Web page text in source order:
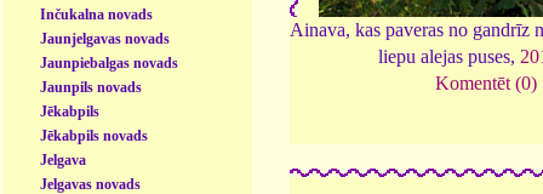
Inčukalna novads
Jaunjelgavas novads
Jaunpiebalgas novads
Jaunpils novads
Jēkabpils
Jēkabpils novads
Jelgava
Jelgavas novads
Ainava, kas paveras no gandrīz
liepu alejas puses,
Komentēt (0)